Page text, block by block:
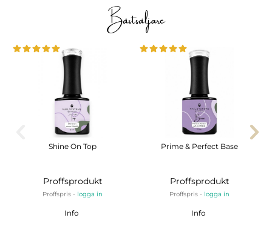
Bästsäljare
Shine On Top
Proffsprodukt
Proffspris - logga in
Info
Prime & Perfect Base
Proffsprodukt
Proffspris - logga in
Info